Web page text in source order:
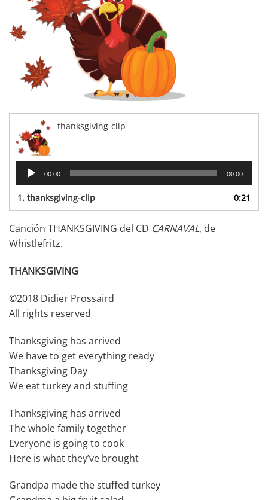
thanksgiving-clip
Lecteur
audio
00:00 00:00
1. thanksgiving-clip 0:21
Canción THANKSGIVING del CD CARNAVAL, de
Whistlefritz.
THANKSGIVING
©2018 Didier Prossaird
All rights reserved
Thanksgiving has arrived
We have to get everything ready
Thanksgiving Day
We eat turkey and stuffing
Thanksgiving has arrived
The whole family together
Everyone is going to cook
Here is what they’ve brought
Grandpa made the stuffed turkey